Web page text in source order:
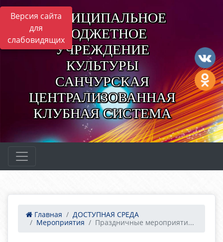
Версия сайта
для
слабовидящих
МУНИЦИПАЛЬНОЕ
БЮДЖЕТНОЕ
УЧРЕЖДЕНИЕ
КУЛЬТУРЫ
САНЧУРСКАЯ
ЦЕНТРАЛИЗОВАННАЯ
КЛУБНАЯ СИСТЕМА
Главная
ДОСТУПНАЯ СРЕДА
Мероприятия
Праздничные мероприяти...